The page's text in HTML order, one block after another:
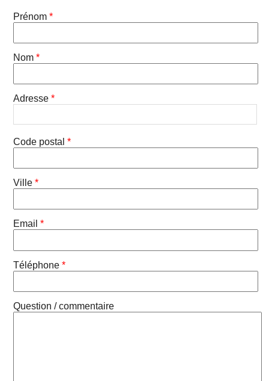
Prénom*
Nom*
Adresse*
Code postal*
Ville*
Email*
Téléphone*
Question / commentaire